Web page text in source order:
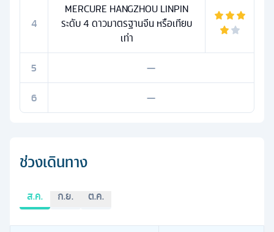
4
MERCURE HANGZHOU LINPIN
ระดับ 4 ดาวมาตรฐานจีน หรือเทียบ
เท่า
5
—
6
—
ช่วงเดินทาง
ส.ค. ก.ย. ต.ค.